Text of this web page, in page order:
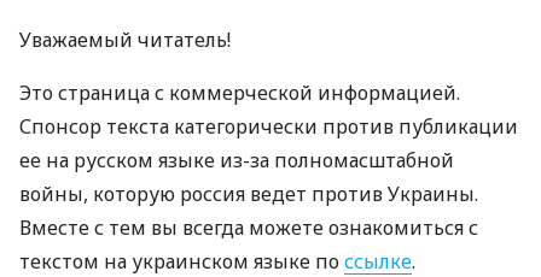
Уважаемый читатель!
Это страница с коммерческой информацией.
Спонсор текста категорически против публикации
ее на русском языке из-за полномасштабной
войны, которую россия ведет против Украины.
Вместе с тем вы всегда можете ознакомиться с
текстом на украинском языке поссылке.